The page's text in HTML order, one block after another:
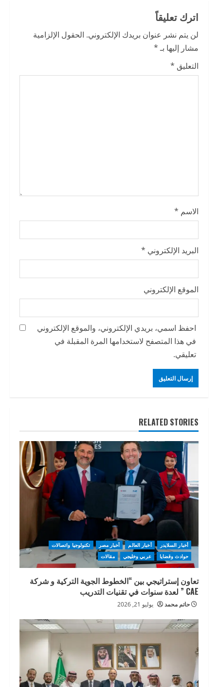
u
e
R
اترك تعليقاً
لن يتم نشر عنوان بريدك الإلكتروني. الحقول الإلزامية
مشار إليها بـ*
التعليق *
الاسم *
البريد الإلكتروني *
الموقع الإلكتروني
احفظ اسمي، بريدي الإلكتروني، والموقع الإلكتروني
في هذا المتصفح لاستخدامها المرة المقبلة في
تعليقي.
RELATED STORIES
أخبار السلايدر أخبار العالم أخبار مصر
تكنولوجيا واتصالات
حوادث وقضايا
عربي وخليجي مقالات
تعاون إستراتيجي بين “الخطوط الجوية التركية و شركة
CAE ” لعدة سنوات في تقنيات التدريب
حاتم محمد يوليو 21, 2026